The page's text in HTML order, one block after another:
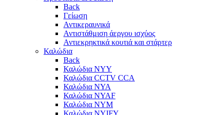
Back
Γείωση
Αντικεραυνικά
Αντιστάθμιση άεργου ισχύος
Αντιεκρηκτικά κουτιά και στάρτερ
Καλώδια
Back
Καλώδια NYY
Καλώδια CCTV CCA
Καλώδια NYA
Καλώδια NYAF
Καλώδια NYΜ
Καλώδια ΝΥΙFY